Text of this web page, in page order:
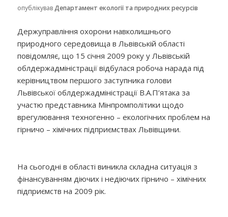
опублікувавДепартамент екології та природних ресурсів
Держуправління охорони навколишнього
природного середовища в Львівській області
повідомляє, що 15 січня 2009 року у Львівській
облдержадміністрації відбулася робоча нарада під
керівництвом першого заступника голови
Львівської облдержадміністрації В.А.П’ятака за
участю представника Мінпромполітики щодо
врегулювання техногенно – екологічних проблем на
гірничо – хімічних підприємствах Львівщини.
На сьогодні в області виникла складна ситуація з
фінансуванням діючих і недіючих гірничо – хімічних
підприємств на 2009 рік.